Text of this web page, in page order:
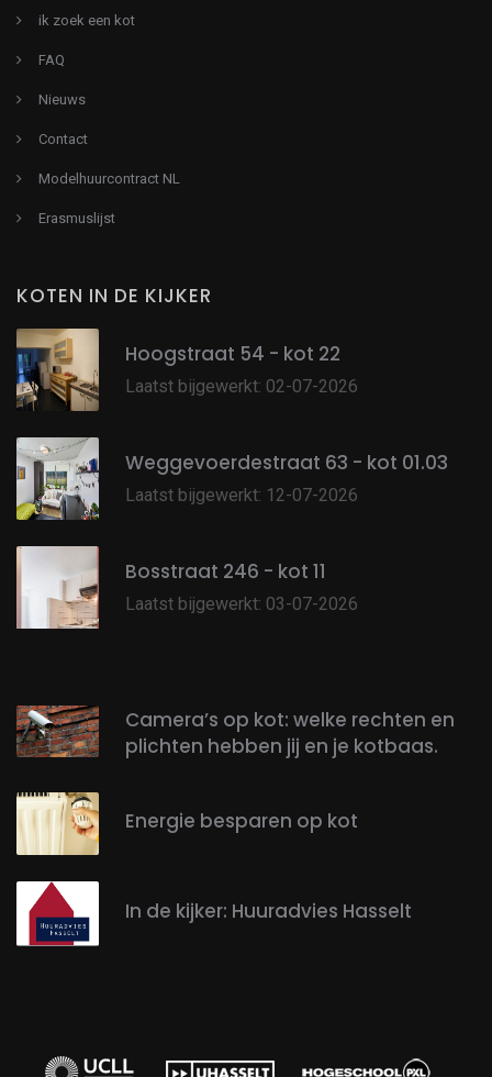
ik zoek een kot
FAQ
Nieuws
Contact
Modelhuurcontract NL
Erasmuslijst
KOTEN IN DE KIJKER
Hoogstraat 54 - kot 22
Laatst bijgewerkt: 02-07-2026
Weggevoerdestraat 63 - kot 01.03
Laatst bijgewerkt: 12-07-2026
Bosstraat 246 - kot 11
Laatst bijgewerkt: 03-07-2026
Camera’s op kot: welke rechten en
plichten hebben jij en je kotbaas.
Energie besparen op kot
In de kijker: Huuradvies Hasselt